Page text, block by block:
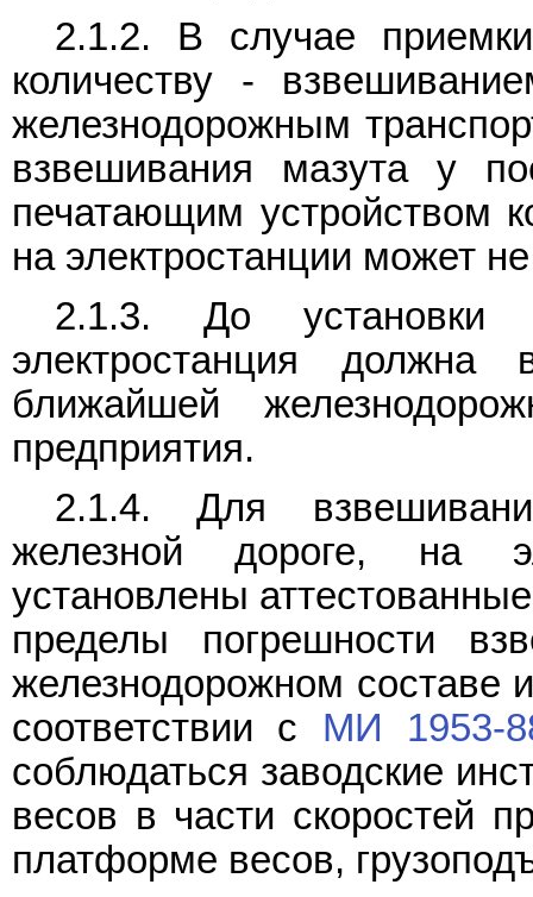
2.1.2. В случае
количеству -
железнодорожным
взвешивания мазута у
печатающим устройством
на электростанции может
2.1.3. До установки
электростанция
ближайшей
предприятия.
2.1.4. Для
железной дороге, на
установлены
пределы погрешности
железнодорожном составе
соответствии с МИ 1953-
соблюдаться заводские
весов в части скоростей
платформе весов,